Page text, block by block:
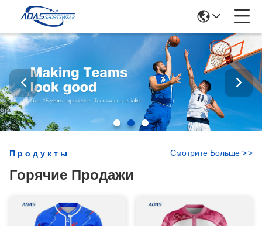
Продукты
Горячие Продажи
Смотрите Больше >>